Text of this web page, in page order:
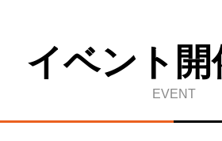
イベント開
EVENT